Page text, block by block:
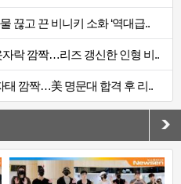
끊고 끈 비니키 소화 ‘역대급..
락 깜짝…리즈 갱신한 인형 비..
태 깜짝…美 명문대 합격 후 리..